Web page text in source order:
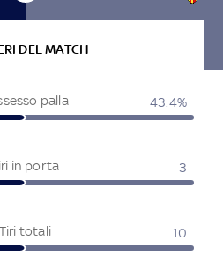
DEL MATCH
palla 43.4%
in porta 3
Tiri totali 10